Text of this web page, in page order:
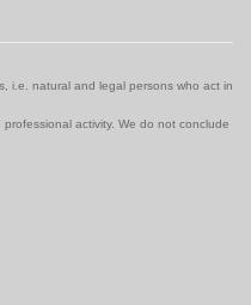
i.e. natural and legal persons who act in
activity. We do not conclude